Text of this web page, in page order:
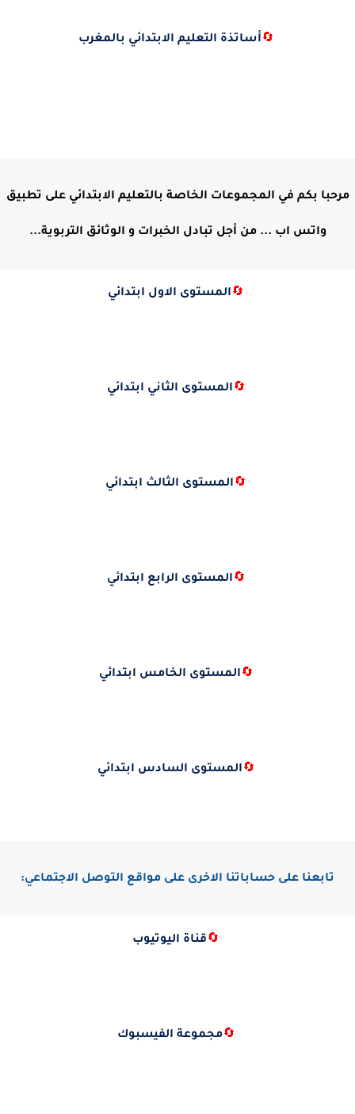
🔄أساتذة التعليم الابتدائي بالمغرب
مرحبا بكم في المجموعات الخاصة بالتعليم الابتدائي على تطبيق
واتس اب ... من أجل تبادل الخبرات و الوثائق التربوية...
🔄المستوى الاول ابتدائي
🔄المستوى الثاني ابتدائي
🔄المستوى الثالث ابتدائي
🔄المستوى الرابع ابتدائي
🔄المستوى الخامس ابتدائي
🔄المستوى السادس ابتدائي
تابعنا على حساباتنا الاخرى على مواقع التوصل الاجتماعي:
🔄قناة اليوتيوب
🔄مجموعة الفيسبوك